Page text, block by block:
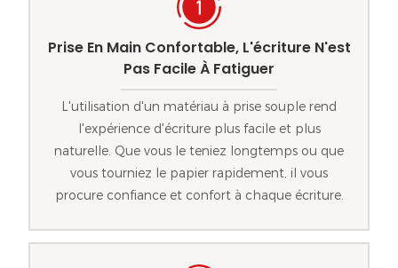
Prise En Main Confortable, L'écriture N'est
Pas Facile À Fatiguer
L'utilisation d'un matériau à prise souple rend
l'expérience d'écriture plus facile et plus
naturelle. Que vous le teniez longtemps ou que
vous tourniez le papier rapidement, il vous
procure confiance et confort à chaque écriture.